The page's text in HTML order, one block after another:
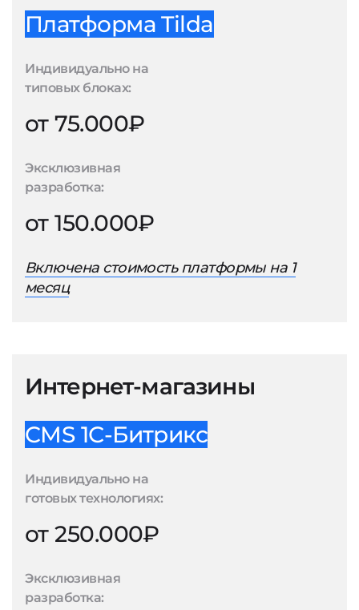
Платформа Tilda
Индивидуально на
типовых блоках:
от 75.000₽
Эксклюзивная
разработка:
от 150.000₽
Включена стоимость платформы на 1
месяц
Интернет-магазины
CMS 1С-Битрикс
Индивидуально на
готовых технологиях:
от 250.000₽
Эксклюзивная
разработка: